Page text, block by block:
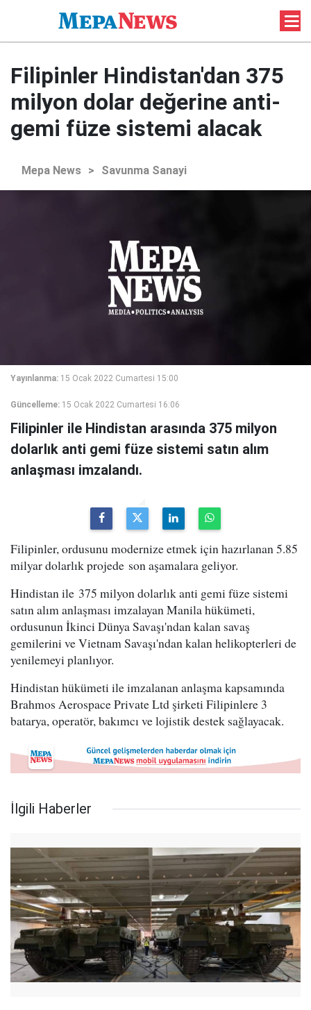
Filipinler Hindistan'dan 375
milyon dolar değerine anti-
gemi füze sistemi alacak
Mepa News > Savunma Sanayi
Yayınlanma: 15 Ocak 2022 Cumartesi 15:00
Güncelleme: 15 Ocak 2022 Cumartesi 16:06
Filipinler ile Hindistan arasında 375 milyon
dolarlık anti gemi füze sistemi satın alım
anlaşması imzalandı.
Filipinler, ordusunu modernize etmek için hazırlanan 5.85
milyar dolarlık projede son aşamalara geliyor.
Hindistan ile 375 milyon dolarlık anti gemi füze sistemi
satın alım anlaşması imzalayan Manila hükümeti,
ordusunun İkinci Dünya Savaşı'ndan kalan savaş
gemilerini ve Vietnam Savaşı'ndan kalan helikopterleri de
yenilemeyi planlıyor.
Hindistan hükümeti ile imzalanan anlaşma kapsamında
Brahmos Aerospace Private Ltd şirketi Filipinlere 3
batarya, operatör, bakımcı ve lojistik destek sağlayacak.
İlgili Haberler